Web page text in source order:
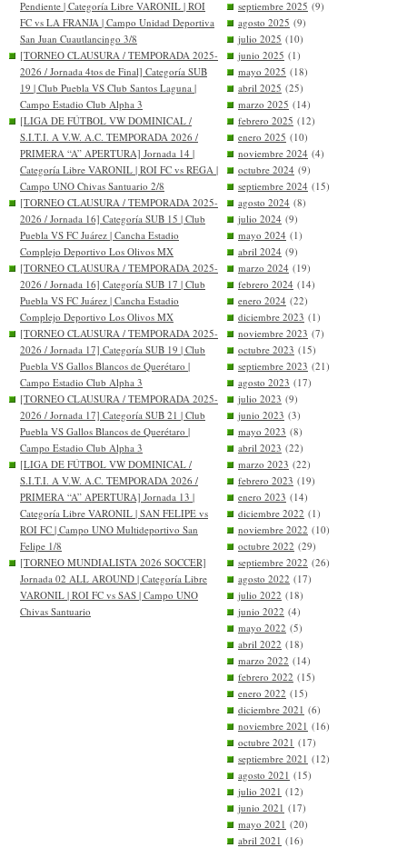
Pendiente | Categoría Libre VARONIL | ROI
FC vs LA FRANJA | Campo Unidad Deportiva
San Juan Cuautlancingo 3/8
[TORNEO CLAUSURA / TEMPORADA 2025-
2026 / Jornada 4tos de Final] Categoría SUB
19 | Club Puebla VS Club Santos Laguna |
Campo Estadio Club Alpha 3
[LIGA DE FÚTBOL VW DOMINICAL /
S.I.T.I. A V.W. A.C. TEMPORADA 2026 /
PRIMERA “A” APERTURA] Jornada 14 |
Categoría Libre VARONIL | ROI FC vs REGA |
Campo UNO Chivas Santuario 2/8
[TORNEO CLAUSURA / TEMPORADA 2025-
2026 / Jornada 16] Categoría SUB 15 | Club
Puebla VS FC Juárez | Cancha Estadio
Complejo Deportivo Los Olivos MX
[TORNEO CLAUSURA / TEMPORADA 2025-
2026 / Jornada 16] Categoría SUB 17 | Club
Puebla VS FC Juárez | Cancha Estadio
Complejo Deportivo Los Olivos MX
[TORNEO CLAUSURA / TEMPORADA 2025-
2026 / Jornada 17] Categoría SUB 19 | Club
Puebla VS Gallos Blancos de Querétaro |
Campo Estadio Club Alpha 3
[TORNEO CLAUSURA / TEMPORADA 2025-
2026 / Jornada 17] Categoría SUB 21 | Club
Puebla VS Gallos Blancos de Querétaro |
Campo Estadio Club Alpha 3
[LIGA DE FÚTBOL VW DOMINICAL /
S.I.T.I. A V.W. A.C. TEMPORADA 2026 /
PRIMERA “A” APERTURA] Jornada 13 |
Categoría Libre VARONIL | SAN FELIPE vs
ROI FC | Campo UNO Multideportivo San
Felipe 1/8
[TORNEO MUNDIALISTA 2026 SOCCER]
Jornada 02 ALL AROUND | Categoría Libre
VARONIL | ROI FC vs SAS | Campo UNO
Chivas Santuario
septiembre 2025 (9)
agosto 2025 (9)
julio 2025 (10)
junio 2025 (1)
mayo 2025 (18)
abril 2025 (25)
marzo 2025 (14)
febrero 2025 (12)
enero 2025 (10)
noviembre 2024 (4)
octubre 2024 (9)
septiembre 2024 (15)
agosto 2024 (8)
julio 2024 (9)
mayo 2024 (1)
abril 2024 (9)
marzo 2024 (19)
febrero 2024 (14)
enero 2024 (22)
diciembre 2023 (1)
noviembre 2023 (7)
octubre 2023 (15)
septiembre 2023 (21)
agosto 2023 (17)
julio 2023 (9)
junio 2023 (3)
mayo 2023 (8)
abril 2023 (22)
marzo 2023 (22)
febrero 2023 (19)
enero 2023 (14)
diciembre 2022 (1)
noviembre 2022 (10)
octubre 2022 (29)
septiembre 2022 (26)
agosto 2022 (17)
julio 2022 (18)
junio 2022 (4)
mayo 2022 (5)
abril 2022 (18)
marzo 2022 (14)
febrero 2022 (15)
enero 2022 (15)
diciembre 2021 (6)
noviembre 2021 (16)
octubre 2021 (17)
septiembre 2021 (12)
agosto 2021 (15)
julio 2021 (12)
junio 2021 (17)
mayo 2021 (20)
abril 2021 (16)